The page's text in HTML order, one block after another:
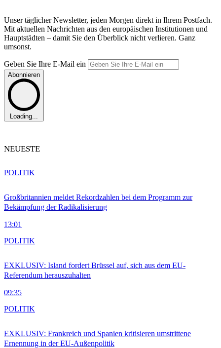
Unser täglicher Newsletter, jeden Morgen direkt in Ihrem Postfach.
Mit aktuellen Nachrichten aus den europäischen Institutionen und
Hauptstädten – damit Sie den Überblick nicht verlieren. Ganz
umsonst.
Geben Sie Ihre E-Mail ein
Abonnieren
Loading...
NEUESTE
Großbritannien meldet Rekordzahlen bei dem Programm zur
Bekämpfung der Radikalisierung
13:01
POLITIK
EXKLUSIV: Island fordert Brüssel auf, sich aus dem EU-
Referendum herauszuhalten
09:35
POLITIK
EXKLUSIV: Frankreich und Spanien kritisieren umstrittene
Ernennung in der EU-Außenpolitik
POLITIK